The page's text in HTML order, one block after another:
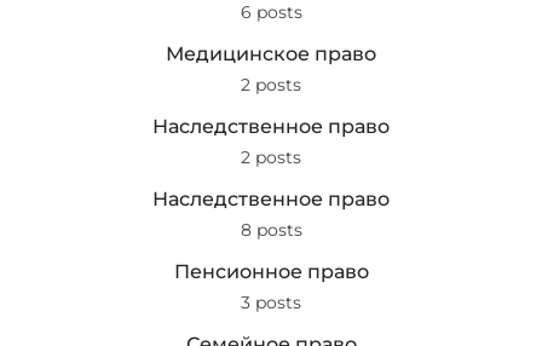
6 posts
Медицинское право
2 posts
Наследственное право
2 posts
Наследственное право
8 posts
Пенсионное право
3 posts